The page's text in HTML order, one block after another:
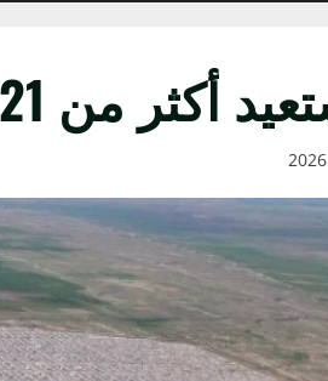
من مخيم الهول دون خروقات أمنية